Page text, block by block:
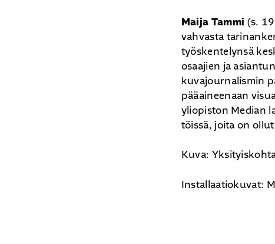
Maija Tammi (s.
vahvasta
työskentelynsä
osaajien ja
kuvajournalismin
pääaineenaan
yliopiston Median
töissä, joita on
Kuva:
Installaatiokuvat: